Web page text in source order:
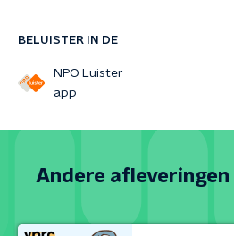
BELUISTER IN DE
NPO Luister
app
Andere afleveringen